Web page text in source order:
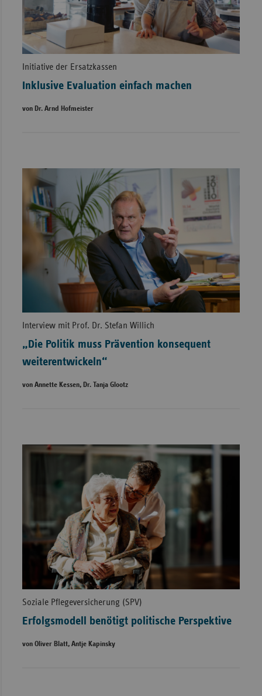
Initiative der Ersatzkassen
Inklusive Evaluation einfach machen
von Dr. Arnd Hofmeister
Interview mit Prof. Dr. Stefan Willich
„Die Politik muss Prävention konsequent
weiterentwickeln“
von Annette Kessen, Dr. Tanja Glootz
Soziale Pflegeversicherung (SPV)
Erfolgsmodell benötigt politische Perspektive
von Oliver Blatt, Antje Kapinsky